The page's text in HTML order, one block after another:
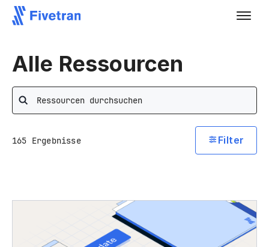
Alle Ressourcen
Search
Filter
165 Ergebnisse